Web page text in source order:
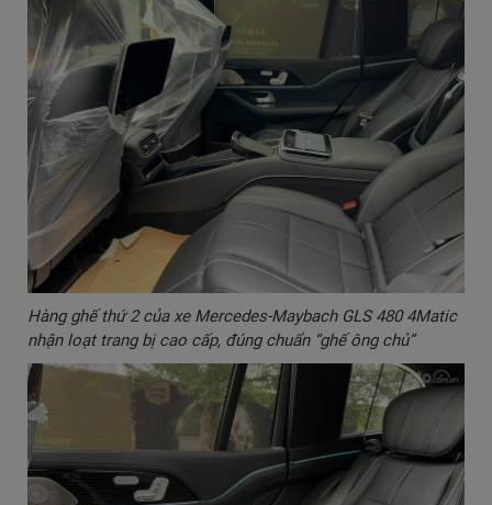
Hàng ghế thứ 2 của xe Mercedes-Maybach GLS 480 4Matic
nhận loạt trang bị cao cấp, đúng chuẩn “ghế ông chủ”